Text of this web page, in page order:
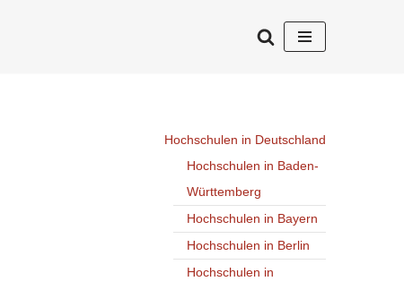
Hochschulen in Deutschland
Hochschulen in Baden-
Württemberg
Hochschulen in Bayern
Hochschulen in Berlin
Hochschulen in